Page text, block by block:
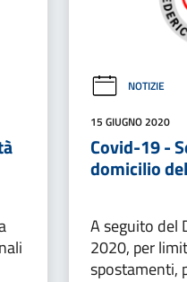
NOTIZIE
15 GIUGNO 2020
Covid-19 -
domicilio
A seguito del
2020, per
spostamenti,